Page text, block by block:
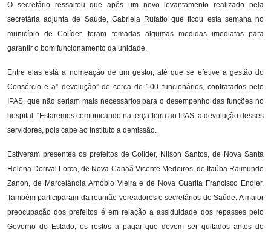
O secretário ressaltou que após um novo levantamento realizado pela
secretária adjunta de Saúde, Gabriela Rufatto que ficou esta semana no
município de Colíder, foram tomadas algumas medidas imediatas para
garantir o bom funcionamento da unidade.
Entre elas está a nomeação de um gestor, até que se efetive a gestão do
Consórcio e a” devolução” de cerca de 100 funcionários, contratados pelo
IPAS, que não seriam mais necessários para o desempenho das funções no
hospital. “Estaremos comunicando na terça-feira ao IPAS, a devolução desses
servidores, pois cabe ao instituto a demissão.
Estiveram presentes os prefeitos de Colíder, Nilson Santos, de Nova Santa
Helena Dorival Lorca, de Nova Canaã Vicente Medeiros, de Itaúba Raimundo
Zanon, de Marcelândia Arnóbio Vieira e de Nova Guarita Francisco Endler.
Também participaram da reunião vereadores e secretários de Saúde. A maior
preocupação dos prefeitos é em relação a assiduidade dos repasses pelo
Governo do Estado, os restos a pagar que devem ser quitados antes de